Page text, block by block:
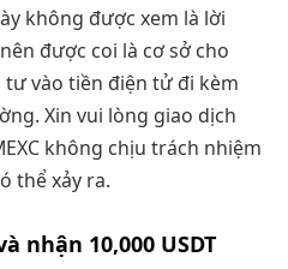
không được xem là lời
được coi là cơ sở cho
vào tiền điện tử đi kèm
Xin vui lòng giao dịch
không chịu trách nhiệm
thể xảy ra.
nhận 10,000 USDT